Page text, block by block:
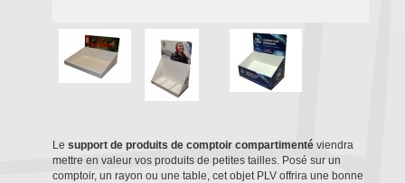
Lesupport de produits de comptoir compartimenté viendra
mettre en valeur vos produits de petites tailles. Posé sur un
comptoir, un rayon ou une table, cet objet PLV offrira une bonne